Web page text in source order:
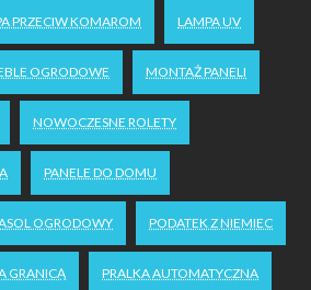
PRZECIW KOMAROM LAMPA UV
OGRODOWE MONTAŻ PANELI
NOWOCZESNE ROLETY
PANELE DO DOMU
OGRODOWY PODATEK Z NIEMIEC
GRANICĄ PRALKA AUTOMATYCZNA